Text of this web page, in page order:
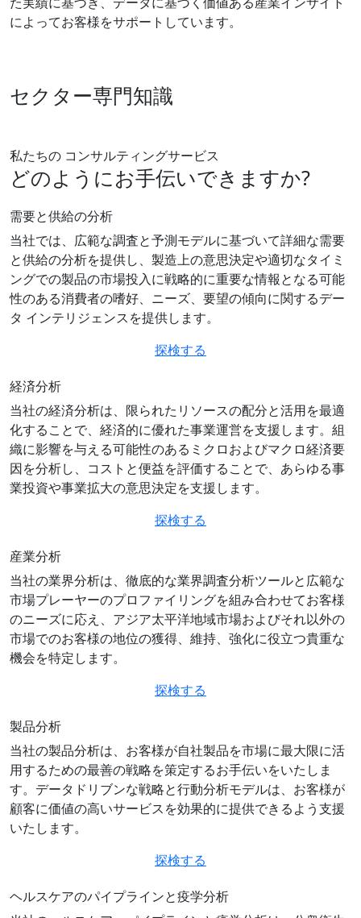
によってお客様をサポートしています。
セクター専門知識
私たちの コンサルティングサービス
どのようにお手伝いできますか?
需要と供給の分析
当社では、広範な調査と予測モデルに基づいて詳細な需要
と供給の分析を提供し、製造上の意思決定や適切なタイミ
ングでの製品の市場投入に戦略的に重要な情報となる可能
性のある消費者の嗜好、ニーズ、要望の傾向に関するデー
タ インテリジェンスを提供します。
探検する
経済分析
当社の経済分析は、限られたリソースの配分と活用を最適
化することで、経済的に優れた事業運営を支援します。組
織に影響を与える可能性のあるミクロおよびマクロ経済要
因を分析し、コストと便益を評価することで、あらゆる事
業投資や事業拡大の意思決定を支援します。
探検する
産業分析
当社の業界分析は、徹底的な業界調査分析ツールと広範な
市場プレーヤーのプロファイリングを組み合わせてお客様
のニーズに応え、アジア太平洋地域市場およびそれ以外の
市場でのお客様の地位の獲得、維持、強化に役立つ貴重な
機会を特定します。
探検する
製品分析
当社の製品分析は、お客様が自社製品を市場に最大限に活
用するための最善の戦略を策定するお手伝いをいたしま
す。データドリブンな戦略と行動分析モデルは、お客様が
顧客に価値の高いサービスを効果的に提供できるよう支援
いたします。
探検する
ヘルスケアのパイプラインと疫学分析